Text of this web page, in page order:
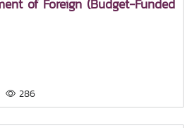
of Foreign (Budget-Funded
Arts, Maejo University
286